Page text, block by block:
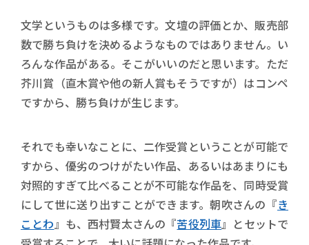
文学というものは多様です。文壇の評価とか、販売部
数で勝ち負けを決めるようなものではありません。い
ろんな作品がある。そこがいいのだと思います。ただ
芥川賞（直木賞や他の新人賞もそうですが）はコンペ
ですから、勝ち負けが生じます。
それでも幸いなことに、二作受賞ということが可能で
すから、優劣のつけがたい作品、あるいはあまりにも
対照的すぎて比べることが不可能な作品を、同時受賞
にして世に送り出すことができます。朝吹さんの『き
ことわ 』も、西村賢太さんの『苦役列車』とセットで